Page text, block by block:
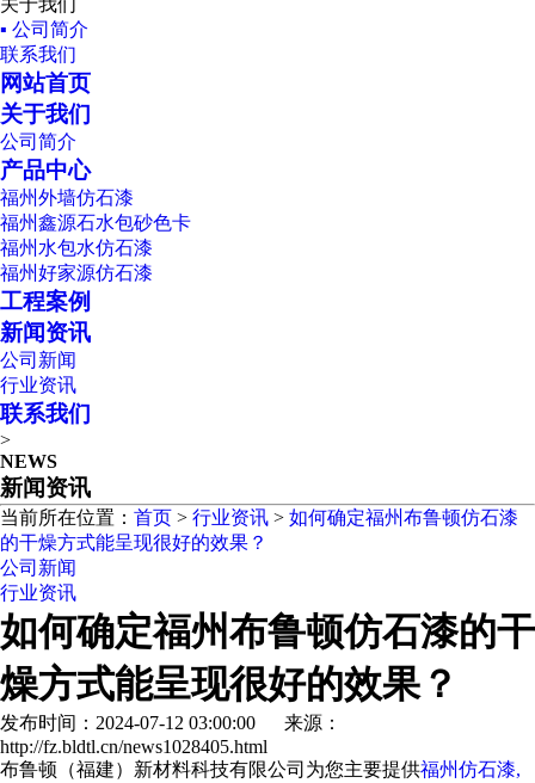
关于我们
▪ 公司简介
联系我们
网站首页
关于我们
公司简介
产品中心
福州外墙仿石漆
福州鑫源石水包砂色卡
福州水包水仿石漆
福州好家源仿石漆
工程案例
新闻资讯
公司新闻
行业资讯
联系我们
>
NEWS
新闻资讯
当前所在位置： 首页 > 行业资讯 > 如何确定福州布鲁顿仿石漆
的干燥方式能呈现很好的效果？
公司新闻
行业资讯
如何确定福州布鲁顿仿石漆的干
燥方式能呈现很好的效果？
发布时间：2024-07-12 03:00:00 来源：
http://fz.bldtl.cn/news1028405.html
布鲁顿（福建）新材料科技有限公司为您主要提供福州仿石漆,